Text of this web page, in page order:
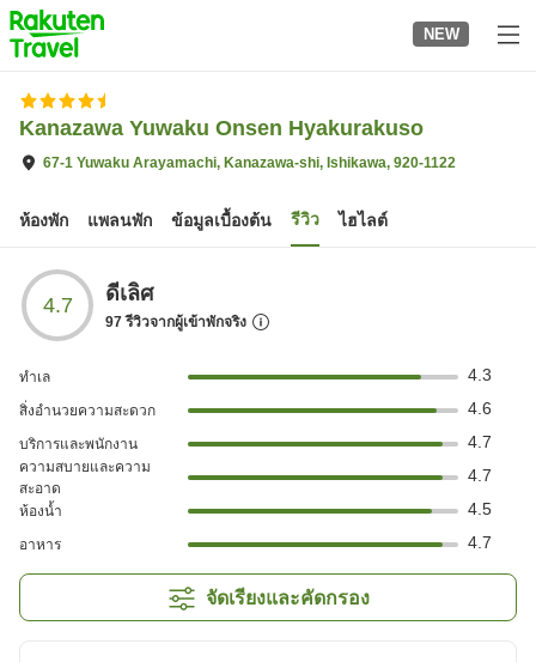
to
top
page
NEW
Kanazawa Yuwaku Onsen Hyakurakuso
67-1 Yuwaku Arayamachi, Kanazawa-shi, Ishikawa, 920-1122
ห้องพัก แพลนพัก ข้อมูลเบื้องต้น รีวิว ไฮไลต์
4.7 ดีเลิศ
97รีวิวจากผู้เข้าพักจริง
ทำเล 4.3
สิ่งอำนวยความสะดวก 4.6
บริการและพนักงาน 4.7
ความสบายและความ
สะอาด
4.7
ห้องน้ำ 4.5
อาหาร 4.7
จัดเรียงและคัดกรอง